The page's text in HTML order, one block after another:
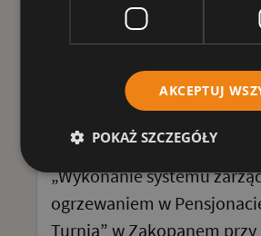
„Wykonanie robót
wykończeniowych w
strefy mini SPA w OW
Pobierowie przy ul.
16.01.2025
„Wykonanie systemu
ogrzewaniem w
Turnia” w Zakopanem przy
AKCEPTUJ
POKAŻ SZCZEGÓŁY